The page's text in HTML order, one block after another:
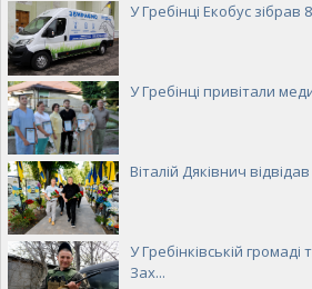
У Гребінці Екобус зібрав
У Гребінці привітали
Віталій Дяківнич
У Гребінківській
Зах...